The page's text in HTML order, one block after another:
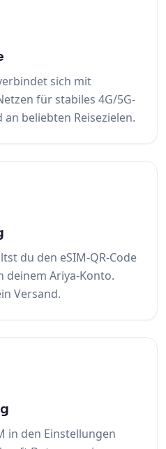
sich mit
für stabiles 4G/5G-
beliebten Reisezielen.
du den eSIM-QR-Code
deinem Ariya-Konto.
Versand.
in den Einstellungen